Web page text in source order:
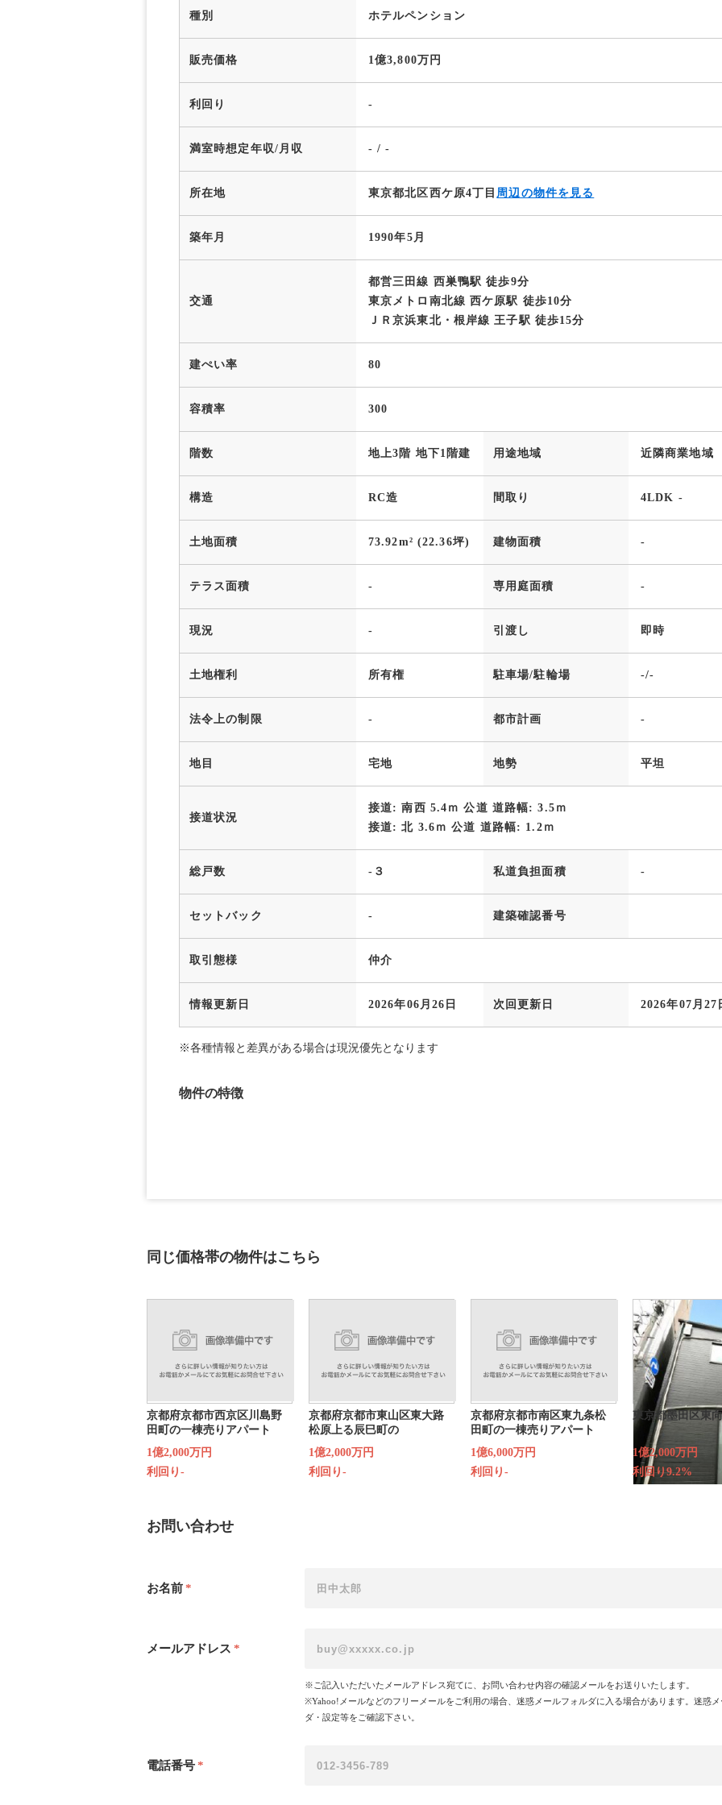
種別 ホテルペンション
販売価格 1億3,800万円
利回り -
満室時想定年収/月収 - / -
所在地 東京都北区西ケ原4丁目 周辺の物件を見る
築年月 1990年5月
交通
都営三田線 西巣鴨駅 徒歩9分
東京メトロ南北線 西ケ原駅 徒歩10分
ＪＲ京浜東北・根岸線 王子駅 徒歩15分
建ぺい率 80
容積率 300
階数 地上3階 地下1階建 用途地域 近隣商業地域
構造 RC造 間取り 4LDK -
土地面積 73.92m² (22.36坪) 建物面積 -
テラス面積 - 専用庭面積 -
現況 - 引渡し 即時
土地権利 所有権 駐車場/駐輪場 -/-
法令上の制限 - 都市計画 -
地目 宅地 地勢 平坦
接道状況
接道: 南西 5.4ｍ 公道 道路幅: 3.5ｍ
接道: 北 3.6ｍ 公道 道路幅: 1.2ｍ
総戸数 -３ 私道負担面積 -
セットバック - 建築確認番号
取引態様 仲介
情報更新日 2026年06月26日 次回更新日 2026年07月27
※各種情報と差異がある場合は現況優先となります
物件の特徴
同じ価格帯の物件はこちら
京都府京都市西京区川島野
田町の一棟売りアパート
1億2,000万円
利回り-
京都府京都市東山区東大路
松原上る辰巳町の
1億2,000万円
利回り-
京都府京都市南区東九条松
田町の一棟売りアパート
1億6,000万円
利回り-
東京都墨田区東
1億2,000万円
利回り9.2%
お問い合わせ
お名前*
メールアドレス *
※ご記入いただいたメールアドレス宛てに、お問い合わせ内容の確認メールをお送りいたします。
※Yahoo!メールなどのフリーメールをご利用の場合、迷惑メールフォルダに入る場合があります。迷惑
ダ・設定等をご確認下さい。
電話番号*